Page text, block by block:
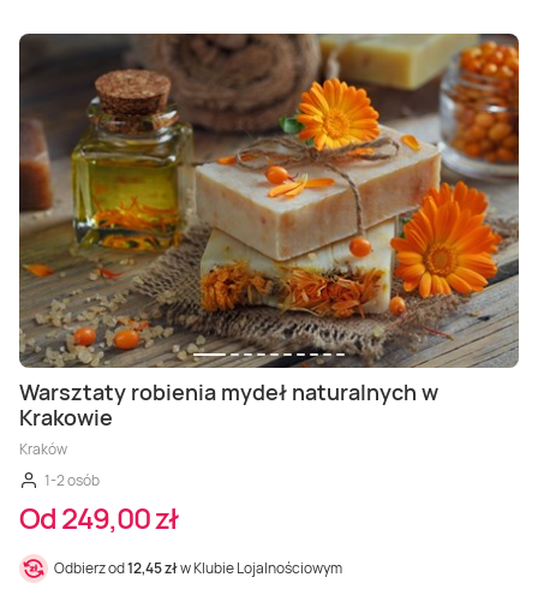
Warsztaty robienia mydeł naturalnych w
Krakowie
Kraków
1-2 osób
Od 249,00 zł
Odbierz od12,45 złw Klubie Lojalnościowym